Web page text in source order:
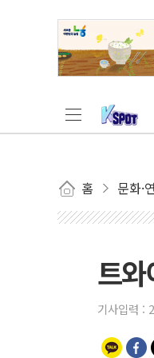
홈 문화·
트
기사입력 :